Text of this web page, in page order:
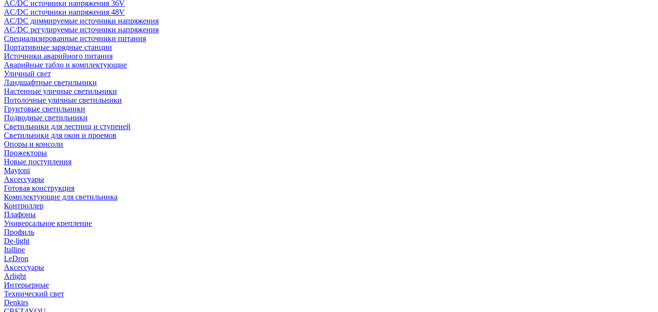
AC/DC источники напряжения 36V
AC/DC источники напряжения 48V
AC/DC диммируемые источники напряжения
AC/DC регулируемые источники напряжения
Специализированные источники питания
Портативные зарядные станции
Источники аварийного питания
Аварийные табло и комплектующие
Уличный свет
Ландшафтные светильники
Настенные уличные светильники
Потолочные уличные светильники
Грунтовые светильники
Подводные светильники
Светильники для лестниц и ступеней
Светильники для окон и проемов
Опоры и консоли
Прожекторы
Новые поступления
Maytoni
Аксессуары
Готовая конструкция
Комплектующие для светильника
Контроллер
Плафоны
Универсальное крепление
Профиль
De-light
Italline
LeDron
Аксессуары
Arlight
Интерьерные
Технический свет
Denkirs